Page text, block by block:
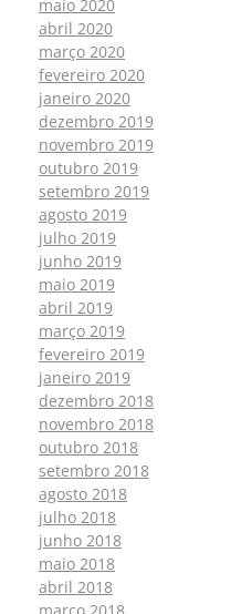
maio 2020
abril 2020
março 2020
fevereiro 2020
janeiro 2020
dezembro 2019
novembro 2019
outubro 2019
setembro 2019
agosto 2019
julho 2019
junho 2019
maio 2019
abril 2019
março 2019
fevereiro 2019
janeiro 2019
dezembro 2018
novembro 2018
outubro 2018
setembro 2018
agosto 2018
julho 2018
junho 2018
maio 2018
abril 2018
março 2018